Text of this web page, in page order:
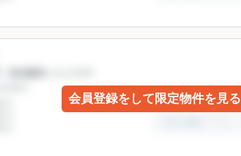
会員登録をして限定物件を見る